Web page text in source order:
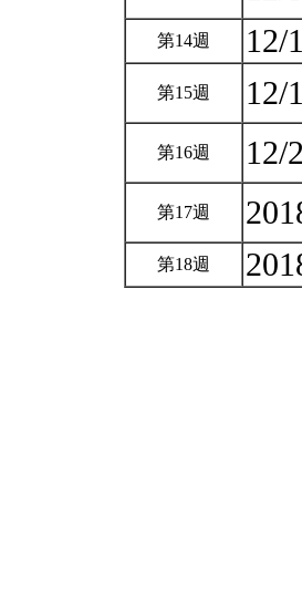
第14週 12/
第15週 12/
第16週 12/
第17週
第18週